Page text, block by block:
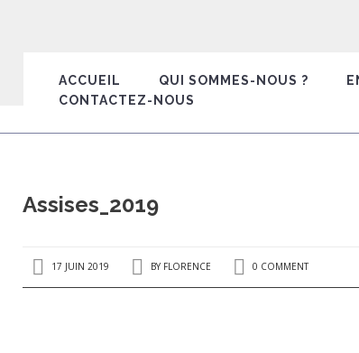
ACCUEIL QUI SOMMES-NOUS ?
CONTACTEZ-NOUS
Assises_2019
17 JUIN 2019 BY FLORENCE 0 COMMENT